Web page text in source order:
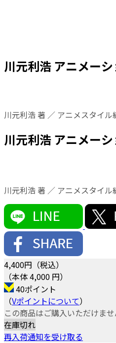
川元利浩 アニメー
川元利浩 著 ／ アニメスタイル
川元利浩 アニメー
川元利浩 著 ／ アニメスタイル
4,400円（税込）
（本体 4,000 円）
40ポイント
（Vポイントについて）
この商品はご購入いただけま
在庫切れ
再入荷通知を受け取る